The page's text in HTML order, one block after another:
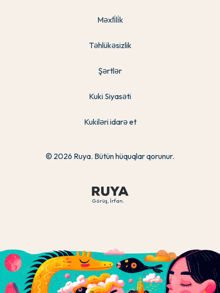
Görüş, İrfan.
Məxfi̇li̇k
Təhlükəsizlik
Şərtlər
Kuki Siyasəti
Kukiləri idarə et
© 2026 Ruya. Bütün hüquqlar qorunur.